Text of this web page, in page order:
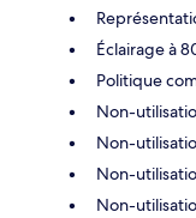
Éclairage à
Politique
Non-
Non-
Non-
Non-